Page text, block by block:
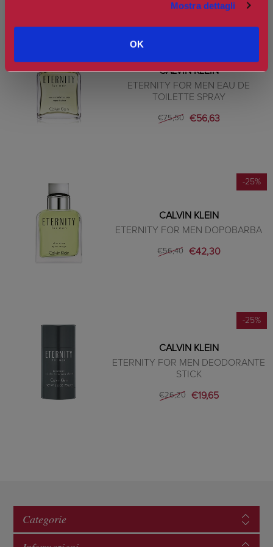
Mostra dettagli
OK
CALVIN KLEIN
ETERNITY FOR MEN EAU DE
TOILETTE SPRAY
€75,50 €56,63
-25%
CALVIN KLEIN
ETERNITY FOR MEN DOPOBARBA
€56,40 €42,30
-25%
CALVIN KLEIN
ETERNITY FOR MEN DEODORANTE
STICK
€26,20 €19,65
Categorie